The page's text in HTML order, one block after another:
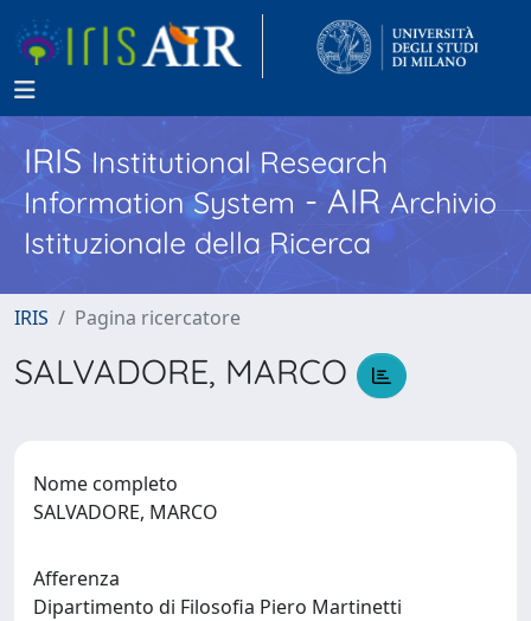
IRISInstitutional Research
Information System - AIR Archivio
Istituzionale della Ricerca
IRIS Pagina ricercatore
SALVADORE, MARCO
Nome completo
SALVADORE, MARCO
Afferenza
Dipartimento di Filosofia Piero Martinetti